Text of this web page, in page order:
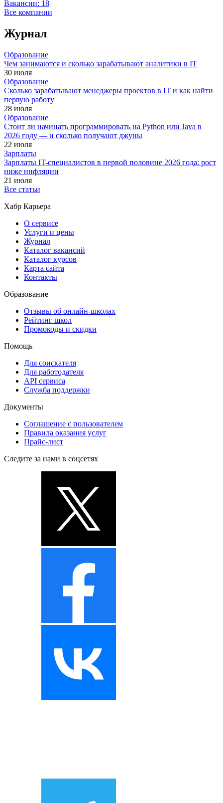
Вакансии: 18
Все компании
Журнал
Образование
Чем занимаются и сколько зарабатывают аналитики в IT
30 июля
Образование
Сколько зарабатывают менеджеры проектов в IT и как найти
первую работу
28 июля
Образование
Стоит ли начинать программировать на Python или Java в
2026 году — и сколько получают джуны
22 июля
Зарплаты
Зарплаты IT-специалистов в первой половине 2026 года: рост
ниже инфляции
21 июля
Все статьи
Хабр Карьера
О сервисе
Услуги и цены
Журнал
Каталог вакансий
Каталог курсов
Карта сайта
Контакты
Образование
Отзывы об онлайн-школах
Рейтинг школ
Промокоды и скидки
Помощь
Для соискателя
Для работодателя
API сервиса
Служба поддержки
Документы
Соглашение с пользователем
Правила оказания услуг
Прайс-лист
Следите за нами в соцсетях